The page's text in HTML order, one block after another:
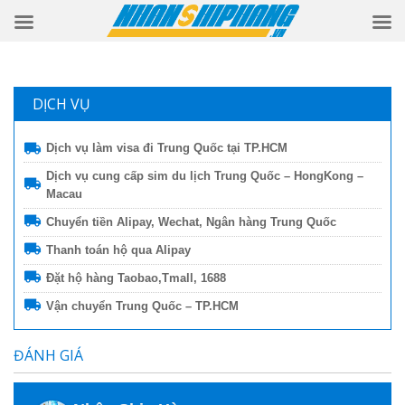
DỊCH VỤ
Dịch vụ làm visa đi Trung Quốc tại TP.HCM
Dịch vụ cung cấp sim du lịch Trung Quốc – HongKong –
Macau
Chuyển tiền Alipay, Wechat, Ngân hàng Trung Quốc
Thanh toán hộ qua Alipay
Đặt hộ hàng Taobao,Tmall, 1688
Vận chuyển Trung Quốc – TP.HCM
ĐÁNH GIÁ